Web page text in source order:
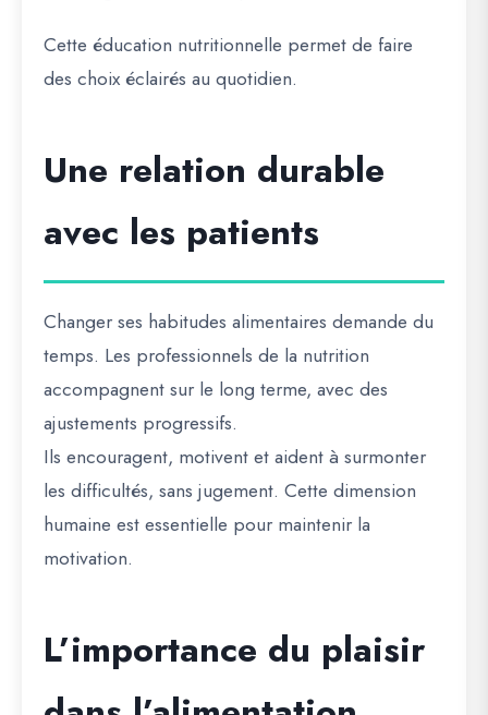
Cette éducation nutritionnelle permet de faire
des choix éclairés au quotidien.
Une relation durable
avec les patients
Changer ses habitudes alimentaires demande du
temps. Les professionnels de la nutrition
accompagnent sur le long terme, avec des
ajustements progressifs.
Ils encouragent, motivent et aident à surmonter
les difficultés, sans jugement. Cette dimension
humaine est essentielle pour maintenir la
motivation.
L’importance du plaisir